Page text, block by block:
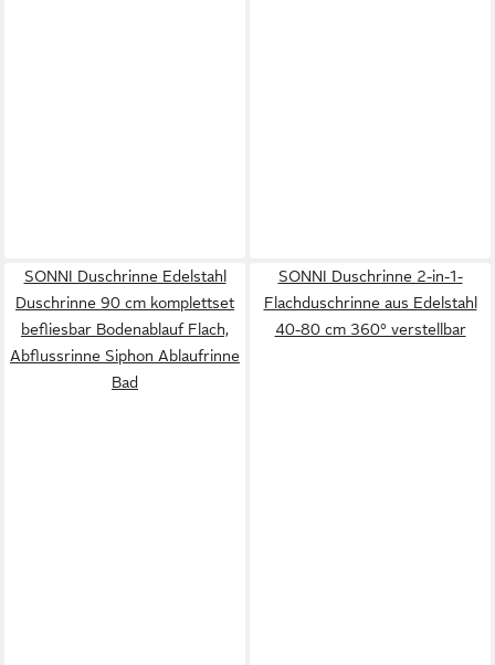
SONNI Duschrinne Edelstahl
Duschrinne 90 cm komplettset
befliesbar Bodenablauf Flach,
Abflussrinne Siphon Ablaufrinne
Bad
SONNI Duschrinne 2-in-1-
Flachduschrinne aus Edelstahl
40-80 cm 360° verstellbar